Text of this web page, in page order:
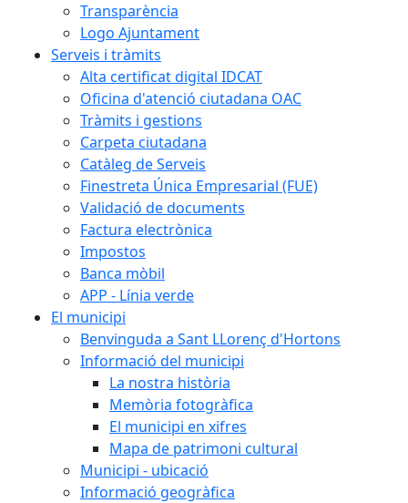
Transparència
Logo Ajuntament
Serveis i tràmits
Alta certificat digital IDCAT
Oficina d'atenció ciutadana OAC
Tràmits i gestions
Carpeta ciutadana
Catàleg de Serveis
Finestreta Única Empresarial (FUE)
Validació de documents
Factura electrònica
Impostos
Banca mòbil
APP - Línia verde
El municipi
Benvinguda a Sant LLorenç d'Hortons
Informació del municipi
La nostra història
Memòria fotogràfica
El municipi en xifres
Mapa de patrimoni cultural
Municipi - ubicació
Informació geogràfica